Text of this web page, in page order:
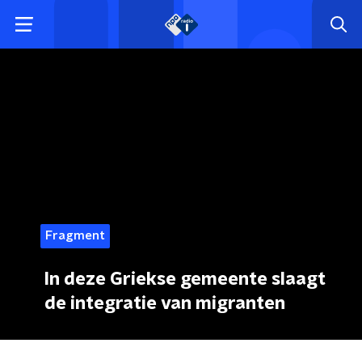
Fragment
In deze Griekse gemeente slaagt
de integratie van migranten